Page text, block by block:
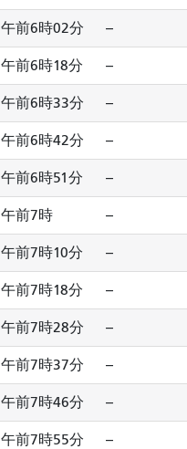
午前6時02分 --
午前6時18分 --
午前6時33分 --
午前6時42分 --
午前6時51分 --
午前7時 --
午前7時10分 --
午前7時18分 --
午前7時28分 --
午前7時37分 --
午前7時46分 --
午前7時55分 --